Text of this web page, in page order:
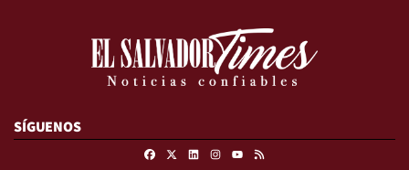
SÍGUENOS
FacebookLinkedinInstagram